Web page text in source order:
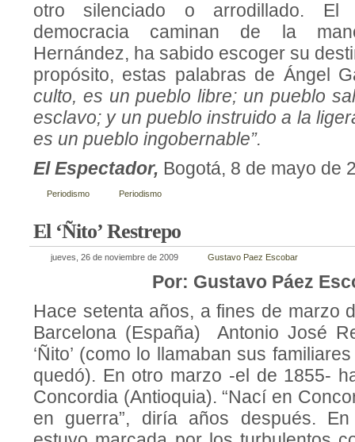
otro silenciado o arrodillado.
democracia caminan de la
Hernández, ha sabido escoger su
propósito, estas palabras de Ángel
culto, es un pueblo libre; un pueblo
esclavo; y un pueblo instruido a la
es un pueblo ingobernable”.
El Espectador, Bogotá, 8 de mayo de
Periodismo Periodismo
El ‘Ñito’ Restrepo
jueves, 26 de noviembre de 2009 Gustavo Paez Escobar
Por: Gustavo Páez
Hace setenta años, a fines de marzo
Barcelona (España) Antonio José
‘Ñito’ (como lo llamaban sus
quedó). En otro marzo -el de 1855-
Concordia (Antioquia). “Nací en
en guerra”, diría años después.